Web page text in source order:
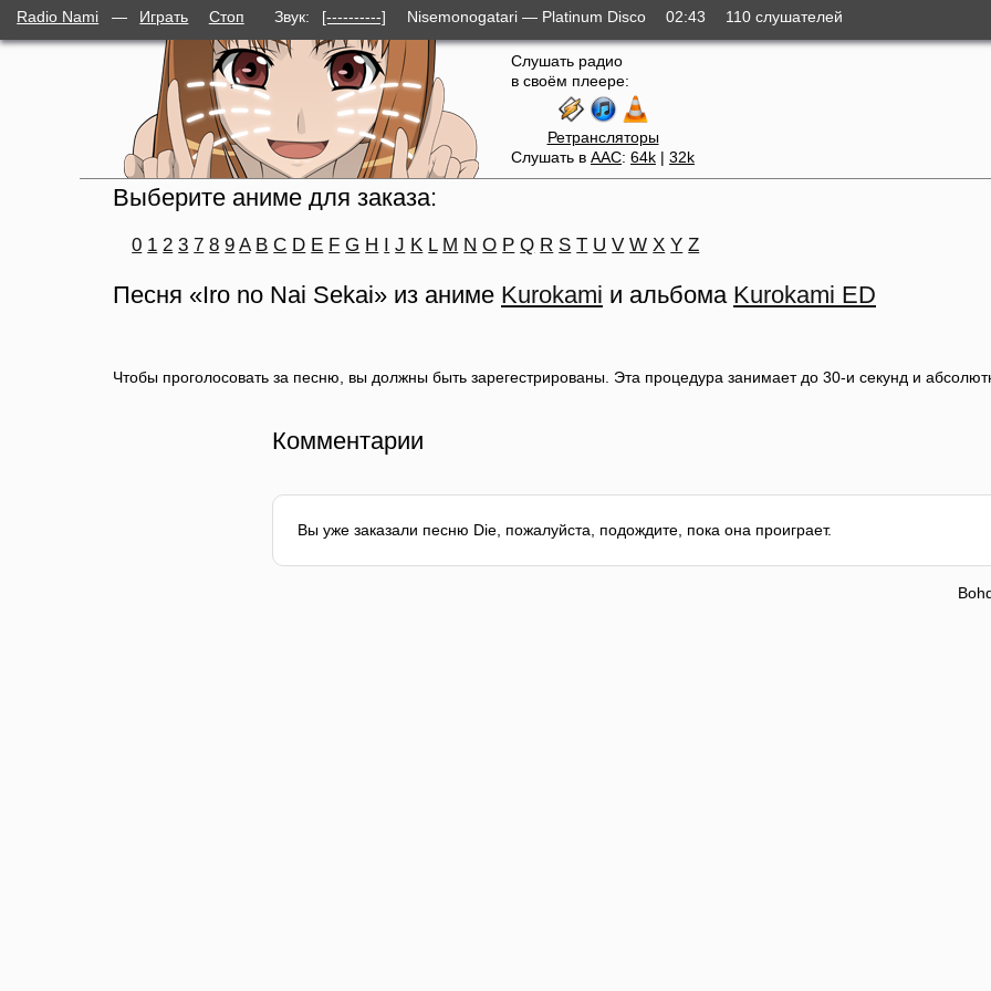
Radio Nami — Играть Стоп Звук: [----------] Nisemonogatari — Platinum Disco 02:43 110 слушателей
Слушать радио
в своём плеере:
Ретрансляторы
Слушать в AAC: 64k | 32k
Выберите аниме для заказа:
0 1 2 3 7 8 9 A B C D E F G H I J K L M N O P Q R S T U V W X Y Z
Песня «Iro no Nai Sekai» из аниме Kurokami и альбома Kurokami ED
Чтобы проголосовать за песню, вы должны быть зарегестрированы. Эта процедура занимает до 30-и секунд и
Комментарии
Вы уже заказали песню Die, пожалуйста, подождите, пока она проиграет.